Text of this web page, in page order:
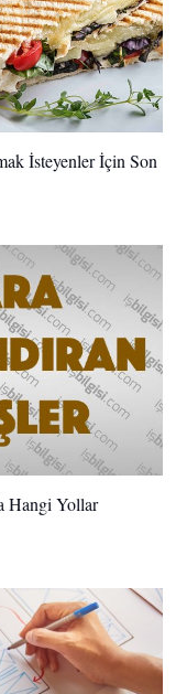
İsteyenler İçin Son
Hangi Yollar